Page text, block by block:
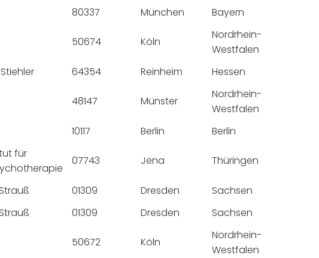
80337 München Bayern
50674 Köln
Nordrhein-
Westfalen
64354 Reinheim Hessen
48147 Münster
Nordrhein-
Westfalen
10117 Berlin Berlin
für
07743 Jena Thüringen
01309 Dresden
Sachsen
01309 Dresden Sachsen
50672 Köln
Nordrhein-
Westfalen